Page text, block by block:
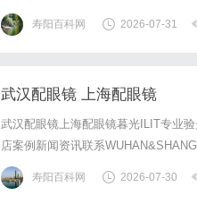
寿阳百科网 2026-07-31
武汉配眼镜 上海配眼镜
武汉配眼镜上海配眼镜暮光ILIT专业
店案例新闻资讯联系
写字楼眼镜店直营品牌，现于武汉与
基础，全场镜片40%-60%优惠，兼顾
寿阳百科网 2026-07-30